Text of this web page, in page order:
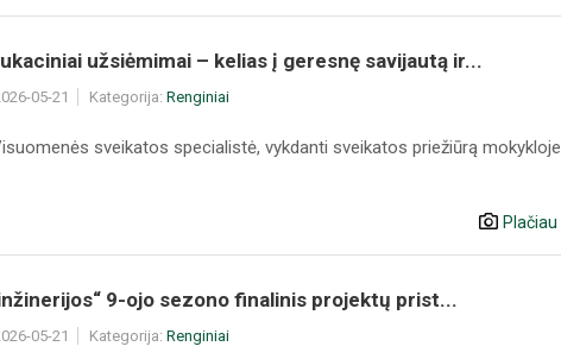
užsiėmimai – kelias į geresnę savijautą ir...
05-21 Kategorija: Renginiai
sveikatos specialistė, vykdanti sveikatos priežiūrą mokykloje
Plačiau
9-ojo sezono finalinis projektų prist...
05-21 Kategorija: Renginiai